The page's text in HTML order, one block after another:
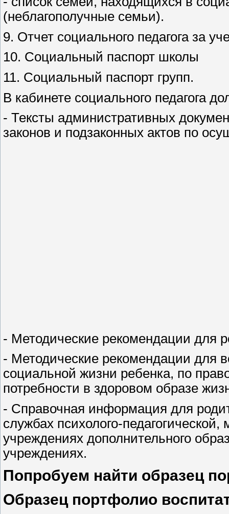
(неблагополучные семьи).
9. Отчет социального педагога за
10. Социальный паспорт школы
11. Социальный паспорт групп.
В кабинете социального педагога
- Тексты административных
законов и подзаконных актов по
- Методические рекомендации для
- Методические рекомендации для
социальной жизни ребенка, по
потребности в здоровом образе
- Справочная информация для
службах психолого-
учреждениях дополнительного
учреждениях.
Попробуем найти образец
Образец портфолио